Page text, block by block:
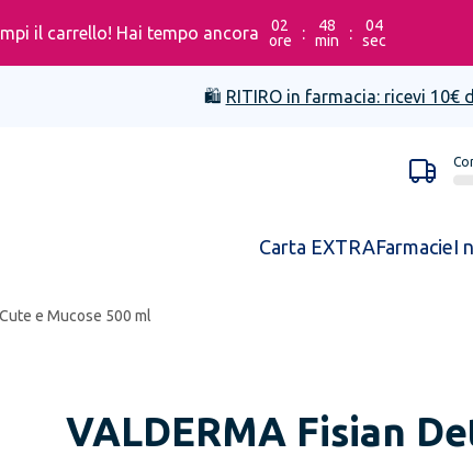
il carrello! Hai tempo ancora
02
ore
:
48
min
:
04
sec
🛍️ RITIRO in farmacia: ricevi 10€
Carta EXTRAFarmacieI
e Mucose 500 ml
VALDERMA Fisian